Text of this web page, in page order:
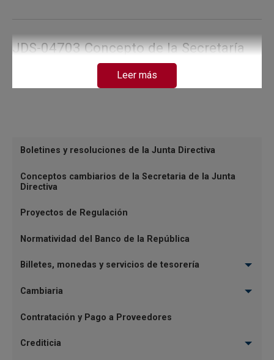
JDS-04703 Concepto de la Secretaría
de la Junta Directiva
VIERNES, 26 DE JUNIO DE 2026
reportar el pago y los intereses de una operación de
Mercado Cambiario (IMC). De...
JDS-03712 Concepto de la Secretaría
de la Junta Directiva
"(...)
Damos respuesta a su solicitud, relacionada con el
de un intermediario del mercado cambiario (IMC), de
Leer más
Menu
Boletines y resoluciones de la Junta Directiva
Conceptos cambiarios de la Secretaria de la Junta
Directiva
Proyectos de Regulación
Normatividad del Banco de la República
Billetes, monedas y servicios de tesorería
Cambiaria
Contratación y Pago a Proveedores
Crediticia